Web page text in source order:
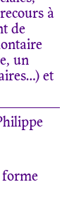
à
de
un
et
forme